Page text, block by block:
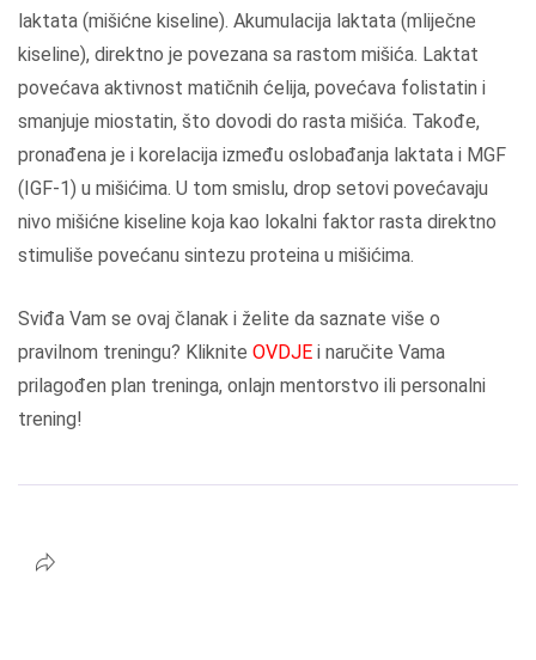
laktata (mišićne kiseline). Akumulacija laktata (mliječne
kiseline), direktno je povezana sa rastom mišića. Laktat
povećava aktivnost matičnih ćelija, povećava folistatin i
smanjuje miostatin, što dovodi do rasta mišića. Takođe,
pronađena je i korelacija između oslobađanja laktata i MGF
(IGF-1) u mišićima. U tom smislu, drop setovi povećavaju
nivo mišićne kiseline koja kao lokalni faktor rasta direktno
stimuliše povećanu sintezu proteina u mišićima.
Sviđa Vam se ovaj članak i želite da saznate više o
pravilnom treningu? Kliknite OVDJE i naručite Vama
prilagođen plan treninga, onlajn mentorstvo ili personalni
trening!